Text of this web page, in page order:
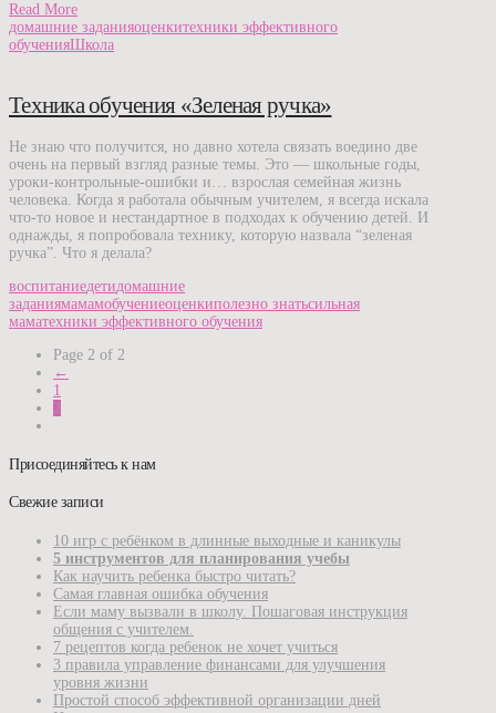
Read More
домашние заданияоценкитехники эффективного
обученияШкола
Техника обучения «Зеленая ручка»
Не знаю что получится, но давно хотела связать воедино две
очень на первый взгляд разные темы. Это — школьные годы,
уроки-контрольные-ошибки и… взрослая семейная жизнь
человека. Когда я работала обычным учителем, я всегда искала
что-то новое и нестандартное в подходах к обучению детей. И
однажды, я попробовала технику, которую назвала “зеленая
ручка”. Что я делала?
воспитаниедетидомашние
заданиямамамобучениеоценкиполезно знатьсильная
маматехники эффективного обучения
Page 2 of 2
←
1
2
Присоединяйтесь к нам
Свежие записи
10 игр с ребёнком в длинные выходные и каникулы
5 инструментов для планирования учебы
Как научить ребенка быстро читать?
Самая главная ошибка обучения
Если маму вызвали в школу. Пошаговая инструкция
общения с учителем.
7 рецептов когда ребенок не хочет учиться
3 правила управление финансами для улучшения
уровня жизни
Простой способ эффективной организации дней